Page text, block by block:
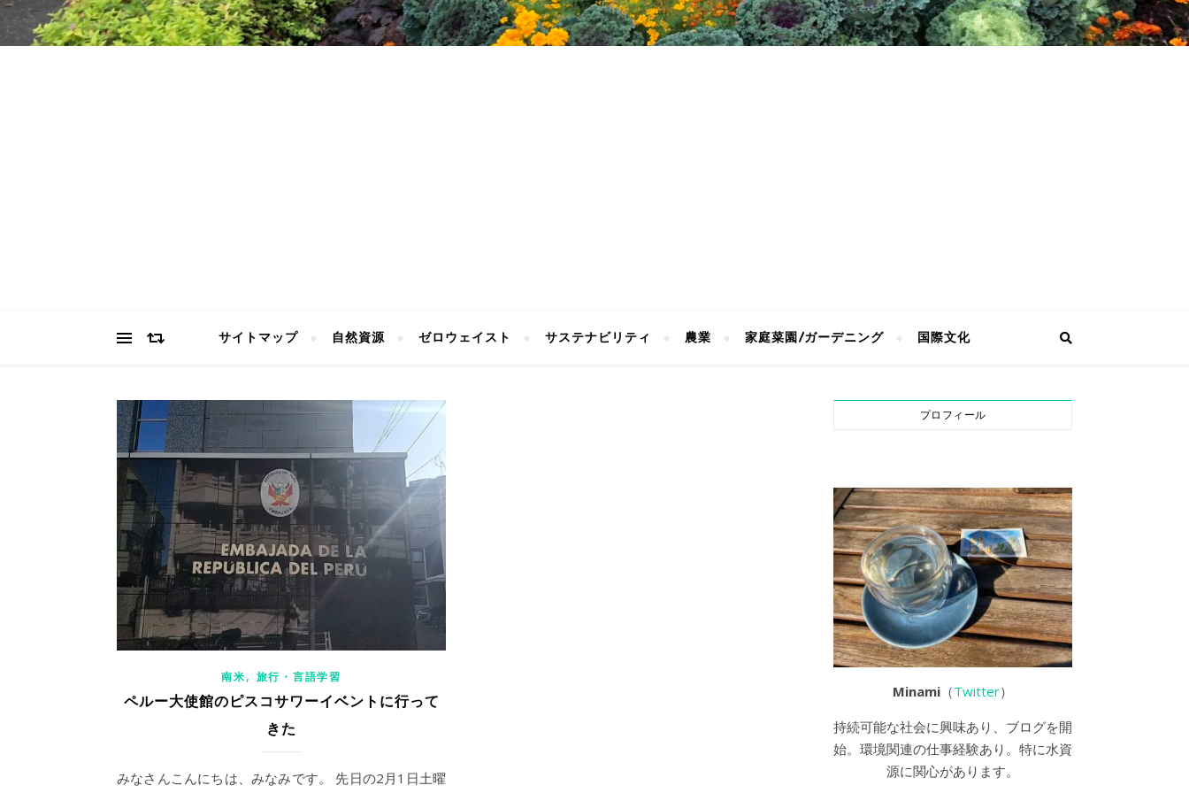
サイトマップ 自然資源 ゼロウェイスト サステナビリティ 農業 家庭菜園/ガーデニング 国際文化
南米, 旅行・言語学習
ペルー大使館のピスコサワーイベントに行って
きた
みなさんこんにちは、みなみです。 先日の2月1日土曜
プロフィール
Minami （Twitter）
持続可能な社会に興味あり、ブログを開
始。環境関連の仕事経験あり。特に水資
源に関心があります。